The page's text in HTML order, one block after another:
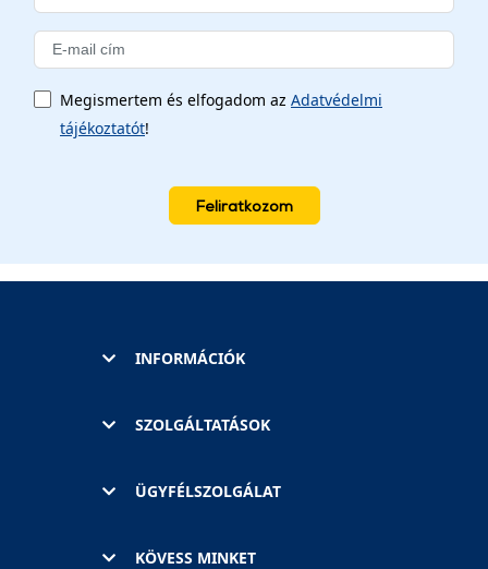
Megismertem és elfogadom az Adatvédelmi
tájékoztatót!
Feliratkozom
INFORMÁCIÓK
SZOLGÁLTATÁSOK
ÜGYFÉLSZOLGÁLAT
KÖVESS MINKET